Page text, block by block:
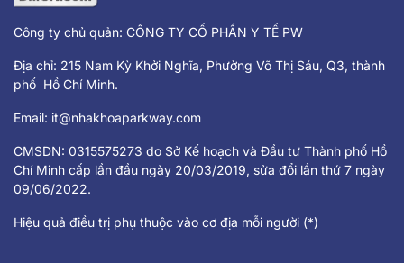
Công ty chủ quản: CÔNG TY CỔ PHẦN Y TẾ PW
Địa chỉ: 215 Nam Kỳ Khởi Nghĩa, Phường Võ Thị Sáu, Q3, thành
phố Hồ Chí Minh.
Email: it@nhakhoaparkway.com
CMSDN: 0315575273 do Sở Kế hoạch và Đầu tư Thành phố Hồ
Chí Minh cấp lần đầu ngày 20/03/2019, sửa đổi lần thứ 7 ngày
09/06/2022.
Hiệu quả điều trị phụ thuộc vào cơ địa mỗi người (*)